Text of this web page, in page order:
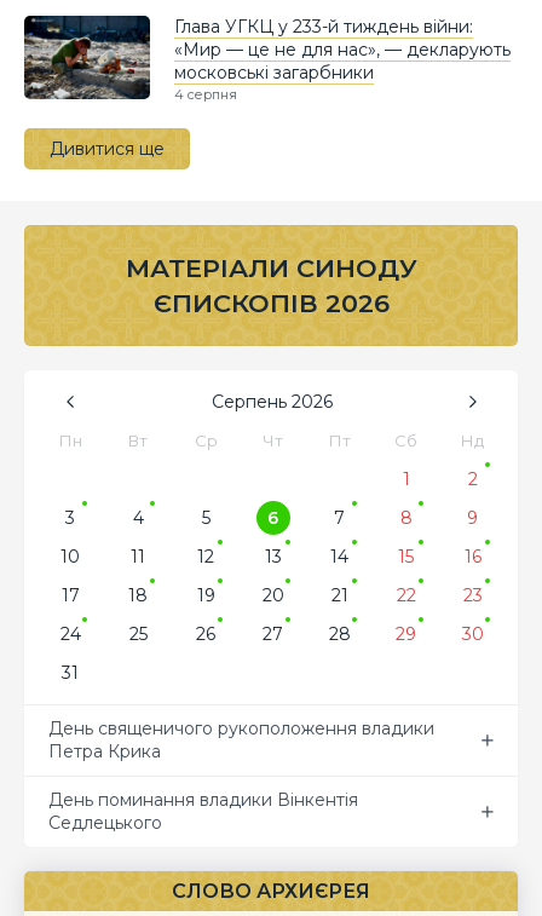
Глава УГКЦ у 233-й тиждень війни:
«Мир — це не для нас», — декларують
московські загарбники
4 серпня
Дивитися ще
МАТЕРІАЛИ СИНОДУ
ЄПИСКОПІВ 2026
Серпень 2026
Пн Вт Ср Чт Пт Сб Нд
1
2
3
4 5 6 7 8
9
10
11 12 13 14 15
16
17
18 19 20 21 22
23
24
25 26 27 28 29
30
31
День священичого рукоположення владики
Петра Крика
День поминання владики Вінкентія
Седлецького
СЛОВО АРХИЄРЕЯ